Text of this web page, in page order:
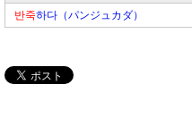
반죽하다（パンジュカダ）